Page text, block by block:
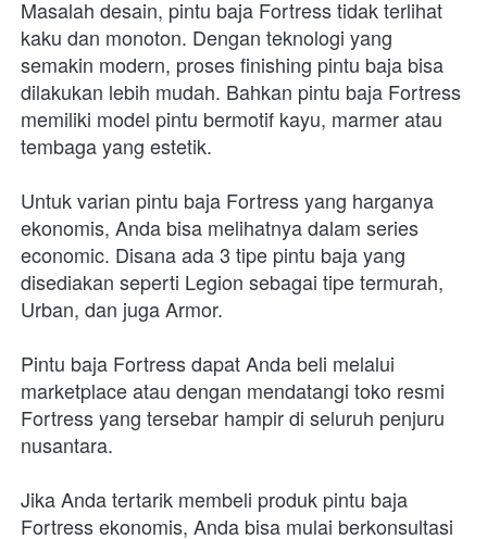
Masalah desain, pintu baja Fortress tidak terlihat
kaku dan monoton. Dengan teknologi yang
semakin modern, proses finishing pintu baja bisa
dilakukan lebih mudah. Bahkan pintu baja Fortress
memiliki model pintu bermotif kayu, marmer atau
tembaga yang estetik.
Untuk varian pintu baja Fortress yang harganya
ekonomis, Anda bisa melihatnya dalam series
economic. Disana ada 3 tipe pintu baja yang
disediakan seperti Legion sebagai tipe termurah,
Urban, dan juga Armor.
Pintu baja Fortress dapat Anda beli melalui
marketplace atau dengan mendatangi toko resmi
Fortress yang tersebar hampir di seluruh penjuru
nusantara.
Jika Anda tertarik membeli produk pintu baja
Fortress ekonomis, Anda bisa mulai berkonsultasi